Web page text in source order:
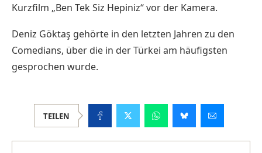
Kurzfilm „Ben Tek Siz Hepiniz“ vor der Kamera.
Deniz Göktaş gehörte in den letzten Jahren zu den
Comedians, über die in der Türkei am häufigsten
gesprochen wurde.
TEILEN